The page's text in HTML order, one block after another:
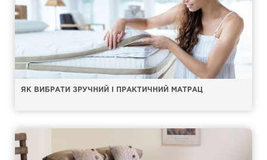
ЯК ВИБРАТИ ЗРУЧНИЙ І ПРАКТИЧНИЙ МАТРАЦ